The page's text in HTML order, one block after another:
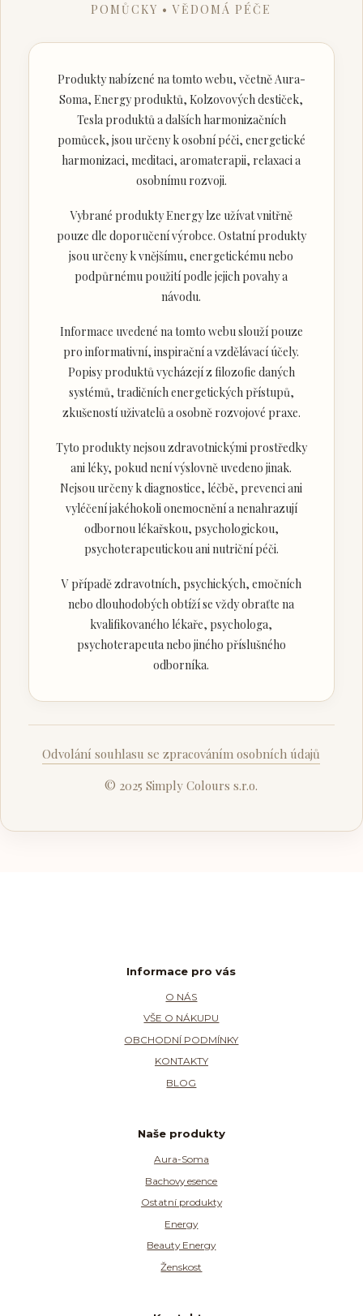
POMŮCKY • VĚDOMÁ PÉČE
Produkty nabízené na tomto webu, včetně Aura-
Soma, Energy produktů, Kolzovových destiček,
Tesla produktů a dalších harmonizačních
pomůcek, jsou určeny k osobní péči, energetické
harmonizaci, meditaci, aromaterapii, relaxaci a
osobnímu rozvoji.
Vybrané produkty Energy lze užívat vnitřně
pouze dle doporučení výrobce. Ostatní produkty
jsou určeny k vnějšímu, energetickému nebo
podpůrnému použití podle jejich povahy a
návodu.
Informace uvedené na tomto webu slouží pouze
pro informativní, inspirační a vzdělávací účely.
Popisy produktů vycházejí z filozofie daných
systémů, tradičních energetických přístupů,
zkušeností uživatelů a osobně rozvojové praxe.
Tyto produkty nejsou zdravotnickými prostředky
ani léky, pokud není výslovně uvedeno jinak.
Nejsou určeny k diagnostice, léčbě, prevenci ani
vyléčení jakéhokoli onemocnění a nenahrazují
odbornou lékařskou, psychologickou,
psychoterapeutickou ani nutriční péči.
V případě zdravotních, psychických, emočních
nebo dlouhodobých obtíží se vždy obraťte na
kvalifikovaného lékaře, psychologa,
psychoterapeuta nebo jiného příslušného
odborníka.
Odvolání souhlasu se zpracováním osobních údajů
© 2025 Simply Colours s.r.o.
Informace pro vás
O NÁS
VŠE O NÁKUPU
OBCHODNÍ PODMÍNKY
KONTAKTY
BLOG
Naše produkty
Aura-Soma
Bachovy esence
Ostatní produkty
Energy
Beauty Energy
Ženskost